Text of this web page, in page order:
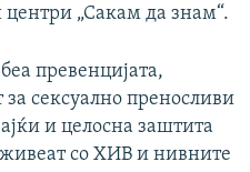
„Сакам да знам“.
превенцијата,
сексуално преносливи
и целосна заштита
со ХИВ и нивните